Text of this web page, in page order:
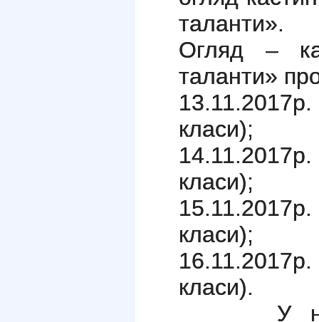
таланти».
Огляд –
таланти»
класи);
класи);
класи);
класи).
У